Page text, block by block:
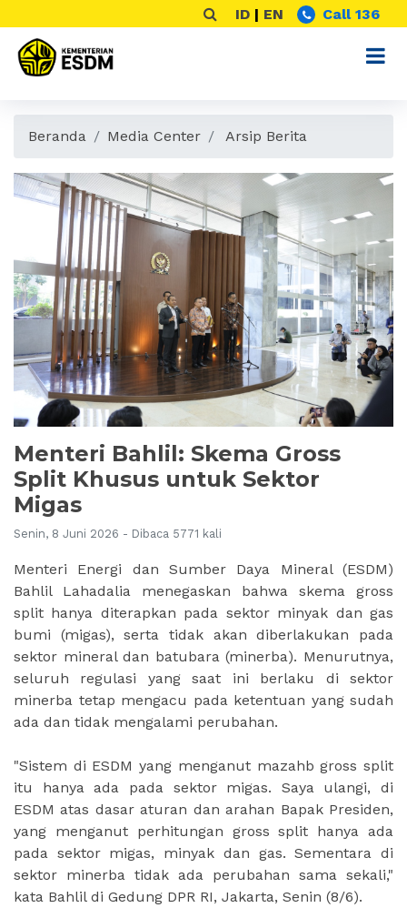
ID | EN Call 136
Beranda Media Center Arsip Berita
Menteri Bahlil: Skema Gross
Split Khusus untuk Sektor
Migas
Senin, 8 Juni 2026 - Dibaca 5771 kali
Menteri Energi dan Sumber Daya Mineral (ESDM)
Bahlil Lahadalia menegaskan bahwa skema gross
split hanya diterapkan pada sektor minyak dan gas
bumi (migas), serta tidak akan diberlakukan pada
sektor mineral dan batubara (minerba). Menurutnya,
seluruh regulasi yang saat ini berlaku di sektor
minerba tetap mengacu pada ketentuan yang sudah
ada dan tidak mengalami perubahan.
"Sistem di ESDM yang menganut mazahb gross split
itu hanya ada pada sektor migas. Saya ulangi, di
ESDM atas dasar aturan dan arahan Bapak Presiden,
yang menganut perhitungan gross split hanya ada
pada sektor migas, minyak dan gas. Sementara di
sektor minerba tidak ada perubahan sama sekali,"
kata Bahlil di Gedung DPR RI, Jakarta, Senin (8/6).